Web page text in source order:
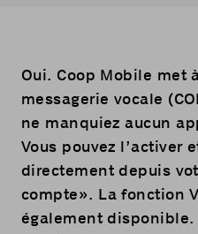
Oui. Coop Mobile met
messagerie vocale
ne manquiez aucun
Vous pouvez l’activer
directement depuis
compte». La fonction
également disponible.